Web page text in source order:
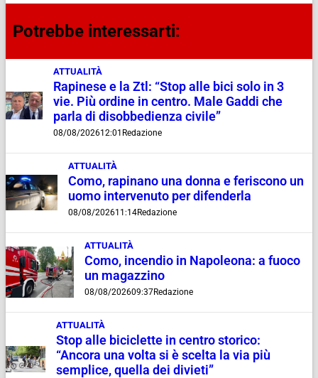
Potrebbe interessarti:
ATTUALITÀ
Rapinese e la Ztl: “Stop alle bici solo in 3
vie. Più ordine in centro. Male Gaddi che
parla di disobbedienza civile”
08/08/202612:01 Redazione
ATTUALITÀ
Como, rapinano una donna e feriscono un
uomo intervenuto per difenderla
08/08/202611:14Redazione
ATTUALITÀ
Como, incendio in Napoleona: a fuoco
un magazzino
08/08/202609:37Redazione
ATTUALITÀ
Stop alle biciclette in centro storico:
“Ancora una volta si è scelta la via più
semplice, quella dei divieti”